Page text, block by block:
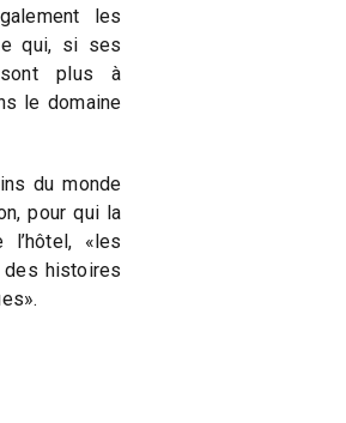
les
qui, si ses
sont plus à
le domaine
du monde
pour qui la
«les
des histoires